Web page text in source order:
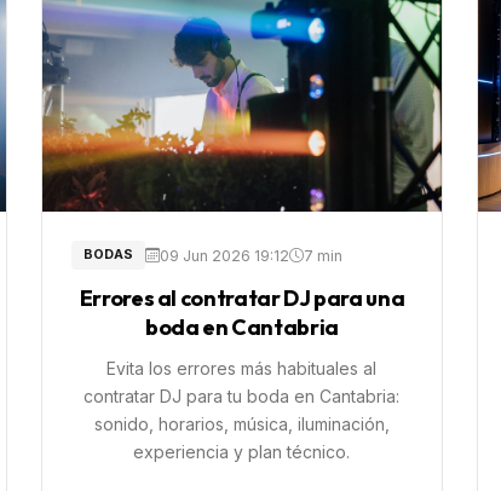
BODAS 09 Jun 2026 19:12 7 min
Errores al contratar DJ para una
boda en Cantabria
Evita los errores más habituales al
contratar DJ para tu boda en Cantabria:
sonido, horarios, música, iluminación,
experiencia y plan técnico.